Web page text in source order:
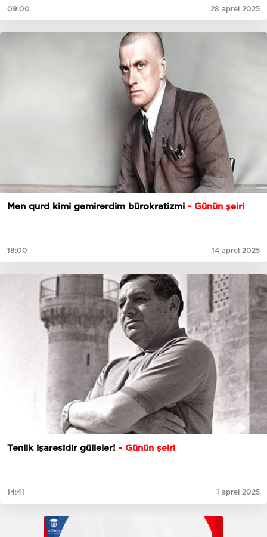
09:00 28 aprel 2025
Mən qurd kimi gəmirərdim bürokratizmi - Günün şeiri
18:00 14 aprel 2025
Tənlik işarəsidir güllələr! - Günün şeiri
14:41 1 aprel 2025